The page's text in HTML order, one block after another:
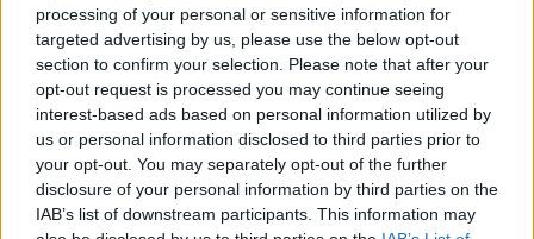
processing of your personal or sensitive information for
targeted advertising by us, please use the below opt-out
section to confirm your selection. Please note that after your
opt-out request is processed you may continue seeing
interest-based ads based on personal information utilized by
us or personal information disclosed to third parties prior to
your opt-out. You may separately opt-out of the further
disclosure of your personal information by third parties on the
IAB’s list of downstream participants. This information may